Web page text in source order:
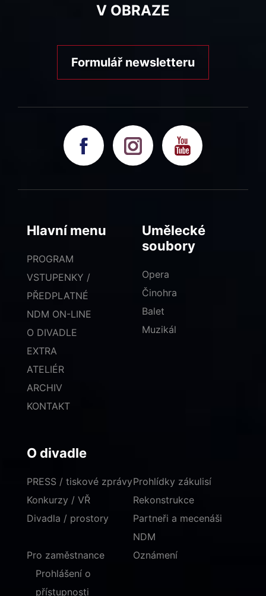
V OBRAZE
Formulář newsletteru
Hlavní menu
PROGRAM
VSTUPENKY /
PŘEDPLATNÉ
NDM ON-LINE
O DIVADLE
EXTRA
ATELIÉR
ARCHIV
KONTAKT
Umělecké
soubory
Opera
Činohra
Balet
Muzikál
O divadle
PRESS / tiskové zprávy
Konkurzy / VŘ
Divadla / prostory
Prohlídky zákulisí
Rekonstrukce
Partneři a mecenáši
NDM
Pro zaměstnance
Oznámení
Prohlášení o
přístupnosti